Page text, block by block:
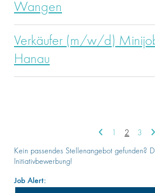
Wangen
Verkäufer (m/w/d)
Hanau
1 2 3
Kein passendes Stellenangebot gefunden?
Initiativbewerbung!
Job Alert: